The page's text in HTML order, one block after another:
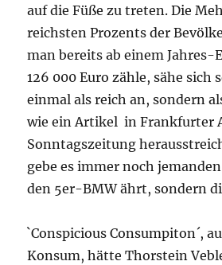
auf die Füße zu treten. Die
reichsten Prozents der
man bereits ab einem
126 000 Euro zähle, sähe sich
einmal als reich an, sondern
wie ein Artikel in Frankfurter
Sonntagszeitung
gebe es immer noch
den 5er-BMW ährt, sondern
`Conspicious Consumpiton´,
Konsum, hätte Thorstein